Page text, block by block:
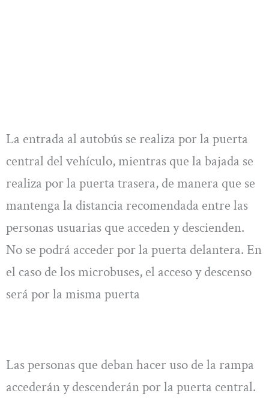
La entrada al autobús se realiza por la puerta
central del vehículo, mientras que la bajada se
realiza por la puerta trasera, de manera que se
mantenga la distancia recomendada entre las
personas usuarias que acceden y descienden.
No se podrá acceder por la puerta delantera. En
el caso de los microbuses, el acceso y descenso
será por la misma puerta
Las personas que deban hacer uso de la rampa
accederán y descenderán por la puerta central.